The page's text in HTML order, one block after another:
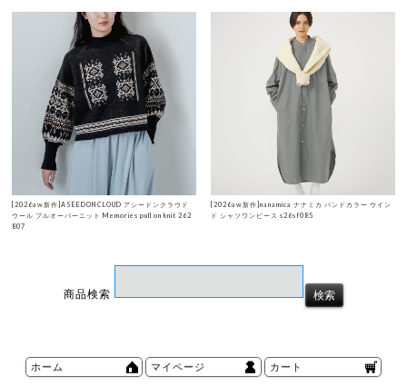
[2026aw新作]ASEEDONCLOUD アシードンクラウド
ウール プルオーバーニット Memories pull on knit 262
807
[2026aw新作]nanamica ナナミカ バンドカラー ウイン
ド シャツワンピース s26sf085
商品検索
ホーム マイページ カート